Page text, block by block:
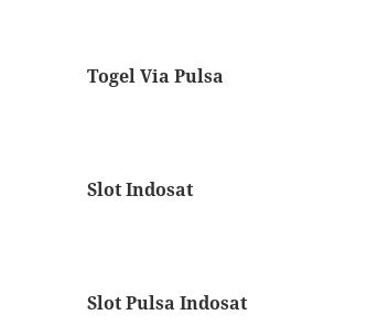
Togel Via Pulsa
Slot Indosat
Slot Pulsa Indosat